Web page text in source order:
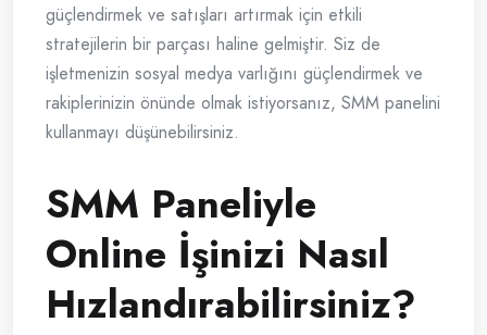
güçlendirmek ve satışları artırmak için etkili
stratejilerin bir parçası haline gelmiştir. Siz de
işletmenizin sosyal medya varlığını güçlendirmek ve
rakiplerinizin önünde olmak istiyorsanız, SMM panelini
kullanmayı düşünebilirsiniz.
SMM Paneliyle
Online İşinizi Nasıl
Hızlandırabilirsiniz?